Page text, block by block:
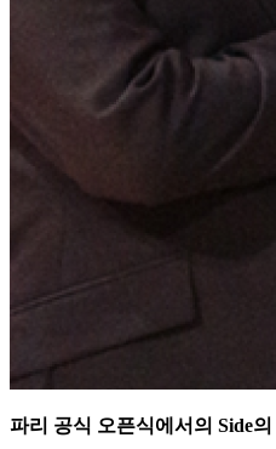
파리 공식 오픈식에서의 Side의